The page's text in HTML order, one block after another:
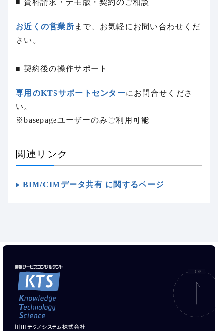
■ 資料請求・デモ版・契約のご相談
お近くの営業所 まで、お気軽にお問い合わせくだ
さい。
■ 契約後の操作サポート
専用のKTSサポートセンターにお問合せくださ
い。
※basepageユーザーのみご利用可能
関連リンク
▸ BIM/CIMデータ共有 に関するページ